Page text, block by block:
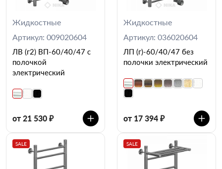
Жидкостные
Артикул: 009020604
ЛВ (г2) ВП-60/40/47 с
полочкой
электрический
от 21 530 ₽
Жидкостные
Артикул: 036020604
ЛП (г)-60/40/47 без
полочки электрический
от 17 394 ₽
SALE SALE